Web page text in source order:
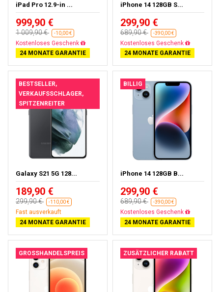
iPad Pro 12.9-in ...
999,90 €
1 009,90 € -10,00 €
Fast ausverkauft
24 MONATE GARANTIE
iPhone 14 128GB S...
299,90 €
689,90 € -390,00 €
Gratisversand
24 MONATE GARANTIE
BESTSELLER,
VERKAUFSSCHLAGER,
SPITZENREITER
Galaxy S21 5G 128...
189,90 €
299,90 € -110,00 €
Fast ausverkauft
24 MONATE GARANTIE
BILLIG
iPhone 14 128GB B...
299,90 €
689,90 € -390,00 €
Gratisversand
24 MONATE GARANTIE
GROSSHANDELSPREIS ZUSÄTZLICHER RABATT